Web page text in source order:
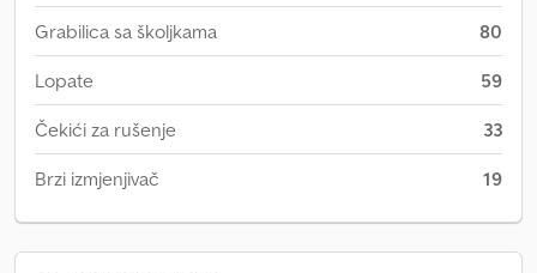
Grabilica sa školjkama 80
Lopate 59
Čekići za rušenje 33
Brzi izmjenjivač 19